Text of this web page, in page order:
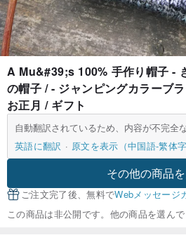
A Mu&#39;s 100% 手作り帽子 -
の帽子 / - ジャンピングカラーブ
お正月 / ギフト
自動翻訳されているため、内容が不完全
英語に翻訳
原文を表示（中国語-繁体字
その他の商品
ご注文完了後、無料でWebメッセージ
この商品は非公開です。他の商品を選んで